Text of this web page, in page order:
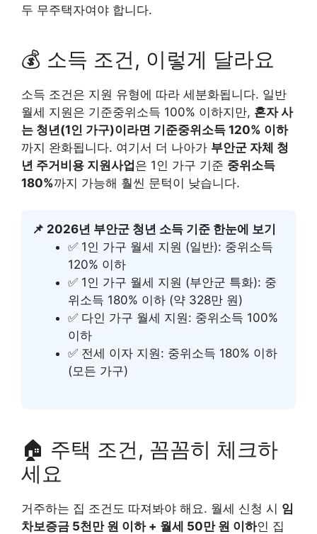
두 무주택자여야 합니다.
💰 소득 조건, 이렇게 달라요
소득 조건은 지원 유형에 따라 세분화됩니다. 일반
월세 지원은 기준중위소득 100% 이하지만, 혼자 사
는 청년(1인 가구)이라면 기준중위소득 120% 이하
까지 완화됩니다. 여기서 더 나아가 부안군 자체 청
년 주거비용 지원사업은 1인 가구 기준 중위소득
180%까지 가능해 훨씬 문턱이 낮습니다.
📌 2026년 부안군 청년 소득 기준 한눈에 보기
✅ 1인 가구 월세 지원 (일반): 중위소득
120% 이하
✅ 1인 가구 월세 지원 (부안군 특화): 중
위소득 180% 이하 (약 328만 원)
✅ 다인 가구 월세 지원: 중위소득 100%
이하
✅ 전세 이자 지원: 중위소득 180% 이하
(모든 가구)
🏠 주택 조건, 꼼꼼히 체크하
세요
거주하는 집 조건도 따져봐야 해요. 월세 신청 시 임
차보증금 5천만 원 이하 + 월세 50만 원 이하인 집